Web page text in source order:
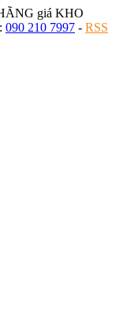
giá KHO
090 210 7997 - RSS